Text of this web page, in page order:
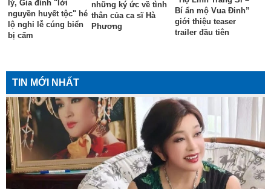
lý, Gia đình "lời
nguyền huyết tộc" hé
lộ nghi lễ cúng biển
bị cấm
những ký ức về tình
thân của ca sĩ Hà
Phương
Bí ẩn mộ Vua Đinh”
giới thiệu teaser
trailer đầu tiên
TIN MỚI NHẤT